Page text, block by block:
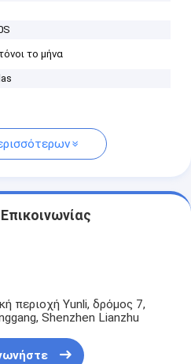
το μήνα
περιοχή Yunli, δρόμος 7,
Shenzhen Lianzhu